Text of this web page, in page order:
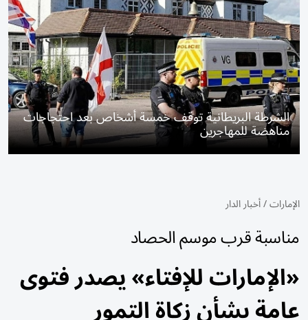
الشرطة البريطانية توقف خمسة أشخاص بعد احتجاجات
مناهضة للمهاجرين
الإمارات/أخبار الدار
مناسبة قرب موسم الحصاد
«الإمارات للإفتاء» يصدر فتوى